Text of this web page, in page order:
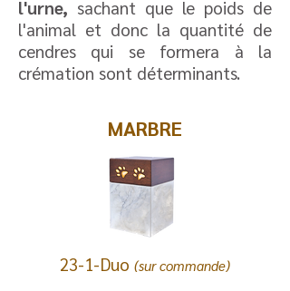
l'urne, sachant que le poids de
l'animal et donc la quantité de
cendres qui se formera à la
crémation sont déterminants.
MARBRE
23-1-Duo (sur commande)